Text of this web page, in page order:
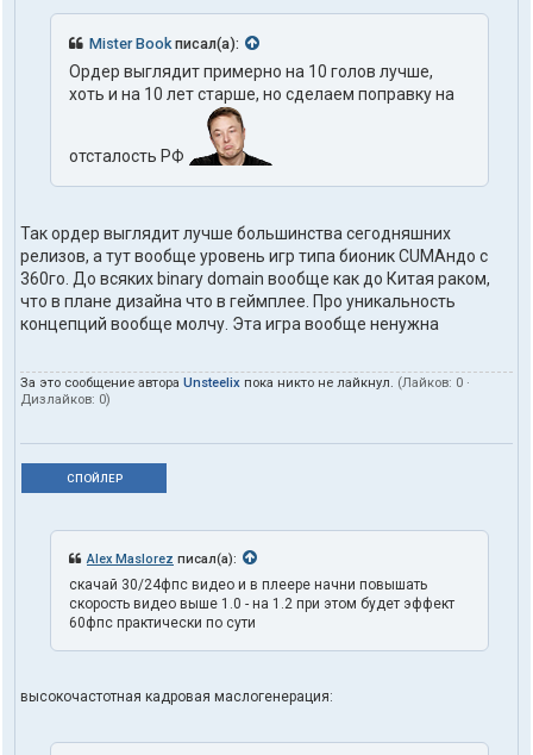
Mister Bookписал(а):
Ордер выглядит примерно на 10 голов лучше,
хоть и на 10 лет старше, но сделаем поправку на
отсталость РФ
Так ордер выглядит лучше большинства сегодняшних
релизов, а тут вообще уровень игр типа бионик CUMАндо с
360го. До всяких binary domain вообще как до Китая раком,
что в плане дизайна что в геймплее. Про уникальность
концепций вообще молчу. Эта игра вообще ненужна
За это сообщение автора Unsteelix пока никто не лайкнул. (Лайков: 0 ·
Дизлайков: 0)
СПОЙЛЕР
Alex Maslorez писал(а):
скачай 30/24фпс видео и в плеере начни повышать
скорость видео выше 1.0 - на 1.2 при этом будет эффект
60фпс практически по сути
высокочастотная кадровая маслогенерация: